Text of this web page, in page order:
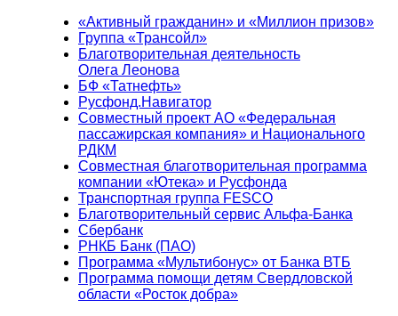
«Активный гражданин» и «Миллион призов»
Группа «Трансойл»
Благотворительная деятельность
Олега Леонова
БФ «Татнефть»
Русфонд.Навигатор
Совместный проект АО «Федеральная
пассажирская компания» и Национального
РДКМ
Совместная благотворительная программа
компании «Ютека» и Русфонда
Транспортная группа FESCO
Благотворительный сервис Альфа-Банка
Сбербанк
РНКБ Банк (ПАО)
Программа «Мультибонус» от Банка ВТБ
Программа помощи детям Свердловской
области «Росток добра»